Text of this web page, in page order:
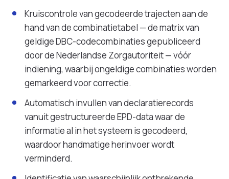
Kruiscontrole van gecodeerde trajecten aan de
hand van de combinatietabel — de matrix van
geldige DBC-codecombinaties gepubliceerd
door de Nederlandse Zorgautoriteit — vóór
indiening, waarbij ongeldige combinaties worden
gemarkeerd voor correctie.
Automatisch invullen van declaratierecords
vanuit gestructureerde EPD-data waar de
informatie al in het systeem is gecodeerd,
waardoor handmatige herinvoer wordt
verminderd.